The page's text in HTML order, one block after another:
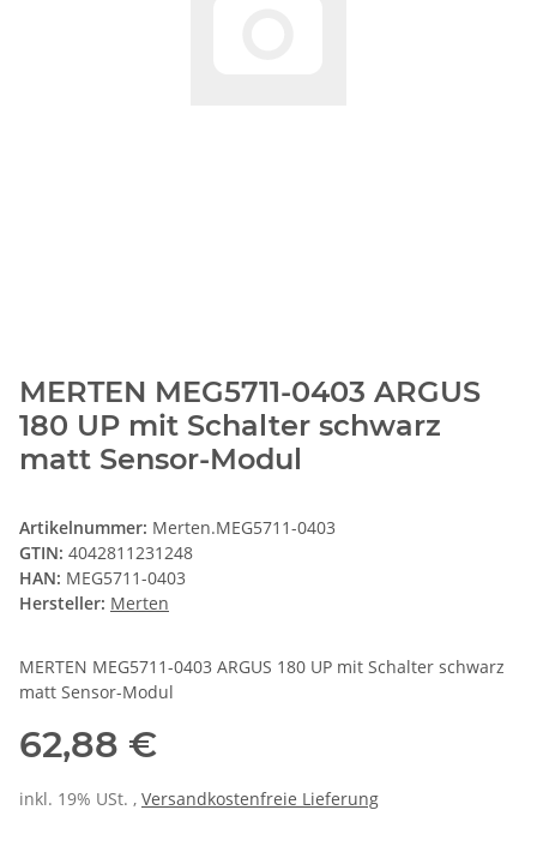
MERTEN MEG5711-0403 ARGUS
180 UP mit Schalter schwarz
matt Sensor-Modul
Artikelnummer: Merten.MEG5711-0403
GTIN: 4042811231248
HAN: MEG5711-0403
Hersteller: Merten
MERTEN MEG5711-0403 ARGUS 180 UP mit Schalter schwarz
matt Sensor-Modul
62,88 €
inkl. 19% USt. , Versandkostenfreie Lieferung